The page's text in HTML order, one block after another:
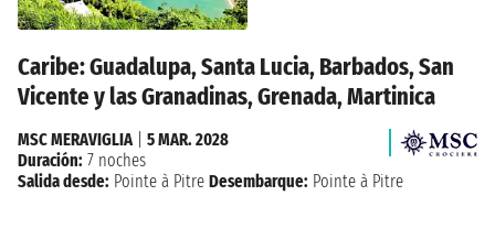
Caribe: Guadalupa, Santa Lucia, Barbados, San
Vicente y las Granadinas, Grenada, Martinica
MSC MERAVIGLIA| 5 MAR. 2028
Duración: 7 noches
Salida desde: Pointe à Pitre Desembarque: Pointe à Pitre